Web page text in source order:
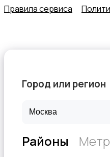
Правила сервиса
Город или регион
Районы